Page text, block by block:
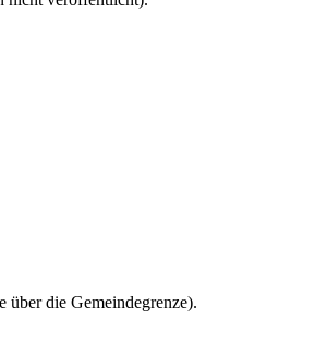
über die Gemeindegrenze).